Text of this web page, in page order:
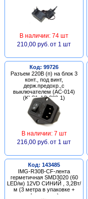
В наличии: 74 шт
210,00 руб. от 1 шт
Код: 99726
Разъем 220В (п) на блок 3
конт., под винт,
держ.предохр.,с
выключателем (AC-014)
(KLS1-AS-303-1)
В наличии: 7 шт
216,00 руб. от 1 шт
Код: 143485
IMG-R30B-CF-лента
герметичная SMD3020 (60
LED/м) 12VD СИНИЙ , 3,2Вт/
м (3 метра в упаковке +
фурнитура)